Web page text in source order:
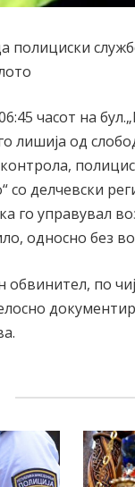
полициски
часот на
лишија од
со делчевски
го управувал
односно без
обвинител, по